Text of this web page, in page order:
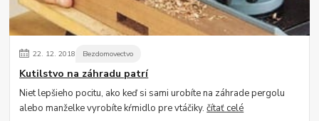
22. 12. 2018 Bezdomovectvo
Kutilstvo na záhradu patrí
Niet lepšieho pocitu, ako keď si sami urobíte na záhrade pergolu
alebo manželke vyrobíte kŕmidlo pre vtáčiky.čítať celé